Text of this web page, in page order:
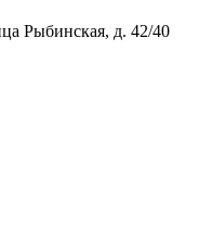
Рыбинская, д. 42/40